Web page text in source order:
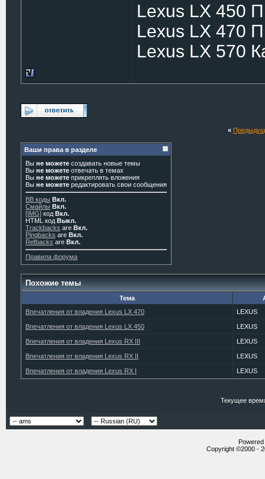
Lexus LX 450
Lexus LX 470
Lexus LX 570
«
Ваши права в разделе
Вы не можете создавать новые темы
Вы не можете отвечать в темах
Вы не можете прикреплять вложения
Вы не можете редактировать свои сообщения
BB коды Вкл.
Смайлы Вкл.
[IMG] код Вкл.
HTML код Выкл.
Trackbacks are Вкл.
Pingbacks are Вкл.
Refbacks are Вкл.
Правила форума
Похожие темы
Тема
Впечатления от владения Lexus LX 470
LEXUS
Впечатления от владения Lexus LX 450 LEXUS
Впечатления от владения Lexus RX III LEXUS
Впечатления от владения Lexus RX II LEXUS
Впечатления от владения Lexus RX I LEXUS
Текущее
Copyright ©2000 -